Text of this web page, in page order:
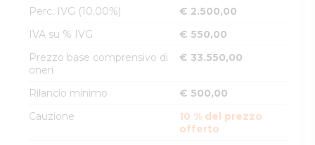
Perc. IVG (10.00%)
€ 2.500,00
IVA su % IVG
€ 550,00
Prezzo base comprensivo di
oneri
€ 33.550,00
Rilancio minimo
€ 500,00
Cauzione
10 % del prezzo
offerto